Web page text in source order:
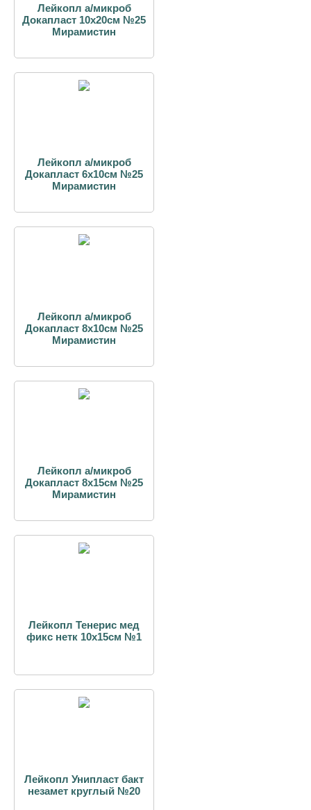
Лейкопл а/микроб
Докапласт 10х20см №25
Мирамистин
Лейкопл а/микроб
Докапласт 6х10см №25
Мирамистин
Лейкопл а/микроб
Докапласт 8х10см №25
Мирамистин
Лейкопл а/микроб
Докапласт 8х15см №25
Мирамистин
Лейкопл Тенерис мед
фикс нетк 10х15см №1
Лейкопл Унипласт бакт
незамет круглый №20